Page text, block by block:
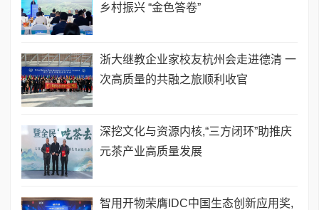
乡村振兴 “金色答卷”
浙大继教企业家校友杭州会走进德清 一
次高质量的共融之旅顺利收官
深挖文化与资源内核,“三方闭环”助推庆
元茶产业高质量发展
智用开物荣膺IDC中国生态创新应用奖,